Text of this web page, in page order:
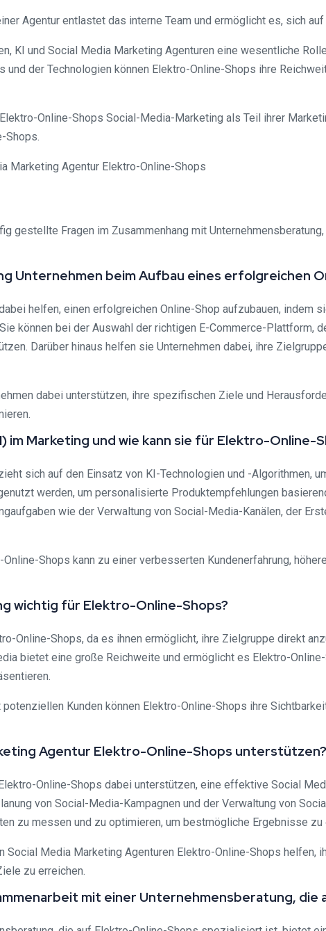
Agentur entlastet das interne Team und ermöglicht es, sich
KI und Social Media Marketing Agenturen eine wesentliche
der Technologien können Elektro-Online-Shops ihre
Online-Shops Social-Media-Marketing als Teil ihrer
Shops.
gestellte Fragen im Zusammenhang mit
Unternehmen beim Aufbau eines erfolgreichen
helfen, einen erfolgreichen Online-Shop aufzubauen, indem
können bei der Auswahl der richtigen E-Commerce-
Darüber hinaus helfen sie Unternehmen dabei, ihre
dabei unterstützen, ihre spezifischen Ziele und
im Marketing und wie kann sie für Elektro-
sich auf den Einsatz von KI-Technologien und -Algorithmen,
werden, um personalisierte Produktempfehlungen
wie der Verwaltung von Social-Media-Kanälen, der
Shops kann zu einer verbesserten Kundenerfahrung,
wichtig für Elektro-Online-Shops?
Online-Shops, da es ihnen ermöglicht, ihre Zielgruppe direkt
bietet eine große Reichweite und ermöglicht es Elektro-
Kunden können Elektro-Online-Shops ihre
Agentur Elektro-Online-Shops unterstützen?
Online-Shops dabei unterstützen, eine effektive Social
von Social-Media-Kampagnen und der Verwaltung von
zu messen und zu optimieren, um bestmögliche Ergebnisse zu
Social Media Marketing Agenturen Elektro-Online-Shops
zu erreichen.
mit einer Unternehmensberatung,